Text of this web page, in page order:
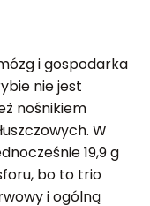
i gospodarka
nie jest
nośnikiem
W
19,9 g
bo to trio
i ogólną